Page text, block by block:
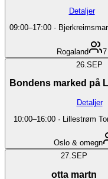
Detaljer
09:00–17:00 ·
Rogaland
7
26. SEP
Bondens marked på
Detaljer
10:00–16:00 · Lillestrøm
Oslo & omegn
27.SEP
otta martn